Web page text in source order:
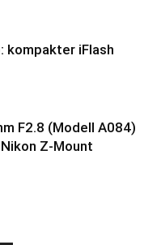
kompakter iFlash
F2.8 (Modell A084)
Z-Mount